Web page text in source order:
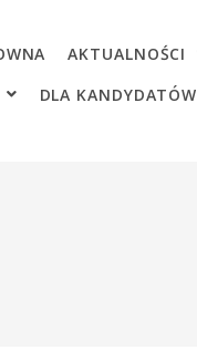
AKTUALNOŚCI
DLA KANDYDATÓW